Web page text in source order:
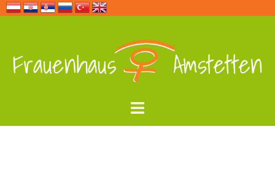
springen
Menü